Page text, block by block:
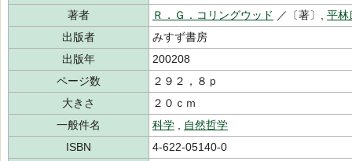
著者
Ｒ．Ｇ．コリングウッド ／〔著〕, 平林
出版者
みすず書房
出版年
200208
ページ数
２９２，８ｐ
大きさ
２０ｃｍ
一般件名
科学
自然哲学
ISBN
4-622-05140-0